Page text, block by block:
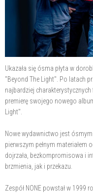
Ukazała się ósma płyta w
"Beyond The Light". Po latach
najbardziej
premierę swojego nowego
Light".
Nowe wydawnictwo jest
pierwszym pełnym materiałem
dojrzała, bezkompromisowa i
brzmienia, jak i przekazu.
Zespół NONE powstał w 1999